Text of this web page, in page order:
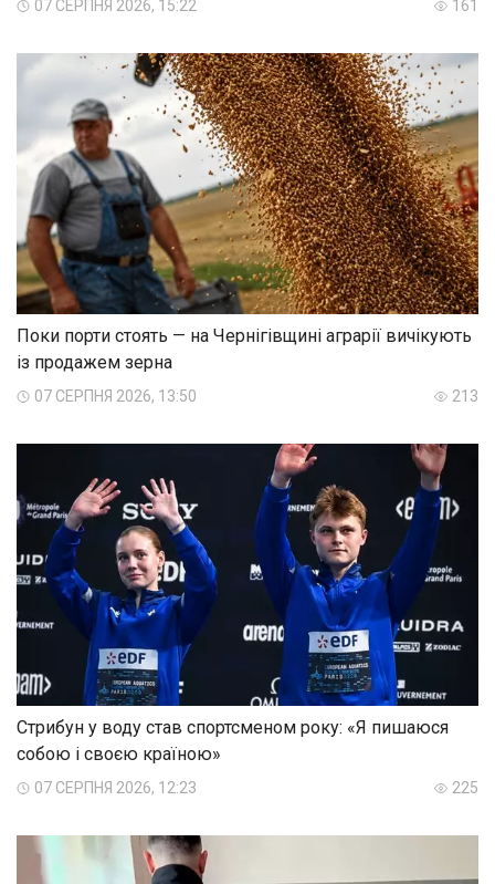
07 СЕРПНЯ 2026, 15:22 161
Поки порти стоять — на Чернігівщині аграрії вичікують
із продажем зерна
07 СЕРПНЯ 2026, 13:50 213
Стрибун у воду став спортсменом року: «Я пишаюся
собою і своєю країною»
07 СЕРПНЯ 2026, 12:23 225